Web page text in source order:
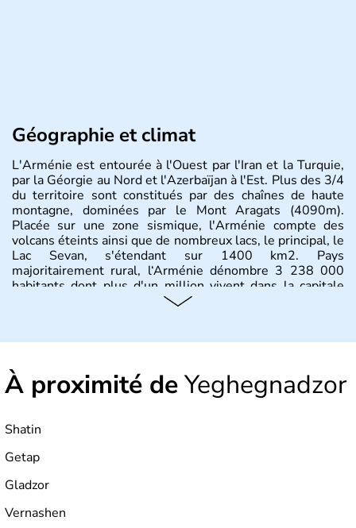
Géographie et climat
L'Arménie est entourée à l'Ouest par l'Iran et la Turquie,
par la Géorgie au Nord et l'Azerbaïjan à l'Est. Plus des 3/4
du territoire sont constitués par des chaînes de haute
montagne, dominées par le Mont Aragats (4090m).
Placée sur une zone sismique, l'Arménie compte des
volcans éteints ainsi que de nombreux lacs, le principal, le
Lac Sevan, s'étendant sur 1400 km2. Pays
majoritairement rural, l‘Arménie dénombre 3 238 000
habitants dont plus d'un million vivent dans la capitale
À proximité deYeghegnadzor
Shatin
Getap
Gladzor
Vernashen